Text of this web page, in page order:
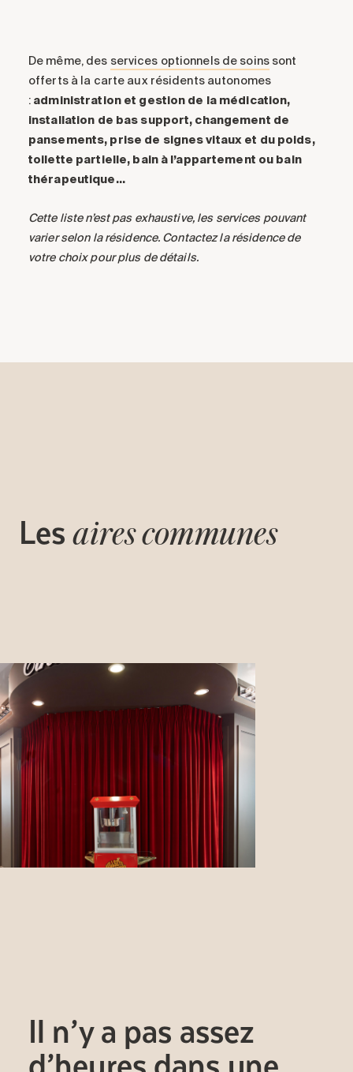
De même, des services optionnels de soinssont
offerts à la carte aux résidents autonomes
: administration et gestion de la médication,
installation de bas support, changement de
pansements, prise de signes vitaux et du poids,
toilette partielle, bain à l’appartement ou bain
thérapeutique…
Cette liste n’est pas exhaustive, les services pouvant
varier selon la résidence. Contactez la résidence de
votre choix pour plus de détails.
Lesaires communes
Il n’y a pas assez